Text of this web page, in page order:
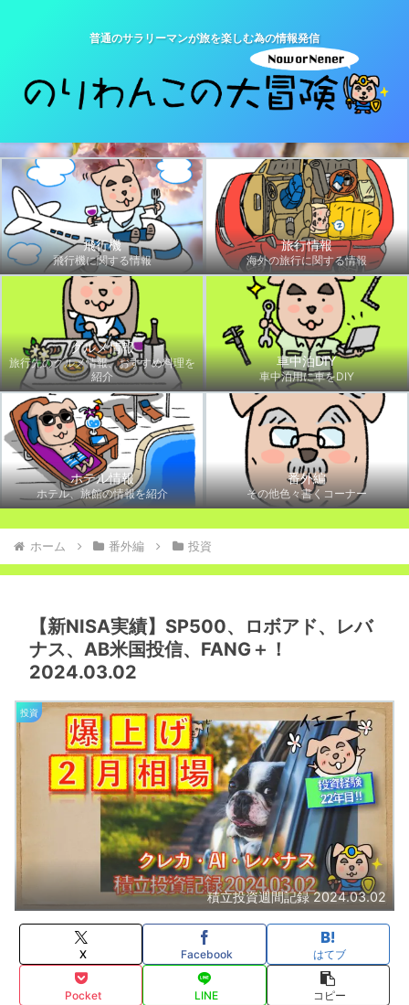
普通のサラリーマンが旅を楽しむ為の情報発信
飛行機
飛行機に関する情報
旅行情報
海外の旅行に関する情報
グルメ情報
旅行先のグルメ情報、おすすめ料理を
紹介
車中泊DIY
車中泊用に車をDIY
ホテル情報
ホテル、旅館の情報を紹介
番外編
その他色々書くコーナー
ホーム 番外編 投資
【新NISA実績】SP500、ロボアド、レバ
ナス、AB米国投信、FANG＋！
2024.03.02
投資
積立投資週間記録 2024.03.02
X Facebook はてブ
Pocket LINE コピー